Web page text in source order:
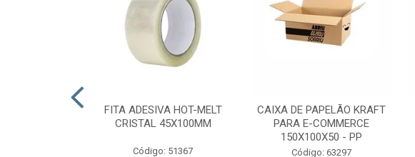
FITA ADESIVA HOT-MELT
CRISTAL 45X100MM
Código: 51367
CAIXA DE PAPELÃO KRAFT
PARA E-COMMERCE
150X100X50 - PP
Código: 63297